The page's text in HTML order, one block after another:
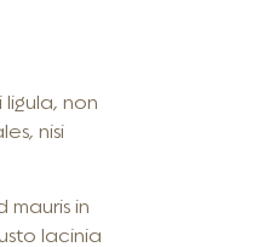
non
nisi
mauris in
lacinia